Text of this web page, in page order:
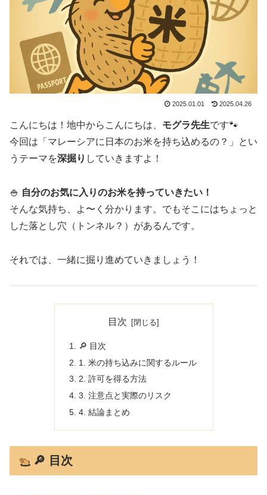
2025.01.01 2025.04.26
こんにちは！地中からこんにちは、 モグラ先生です🐾
今回は「マレーシアに日本のお米を持ち込めるの？」とい
うテーマを深掘り していきますよ！
🍚 自分のお気に入りのお米を持っていきたい！
そんな気持ち、よ〜く分かります。でもそこにはちょっと
した落とし穴（トンネル？）があるんです。
それでは、一緒に掘り進めていきましょう！
目次
🔎 目次
1. 米の持ち込みに関するルール
2. 許可を得る方法
3. 注意点と実際のリスク
4. 結論まとめ
🔎 目次